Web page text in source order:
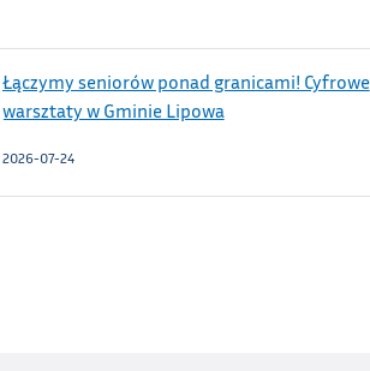
Łączymy seniorów ponad granicami! Cyfrowe
warsztaty w Gminie Lipowa
2026-07-24